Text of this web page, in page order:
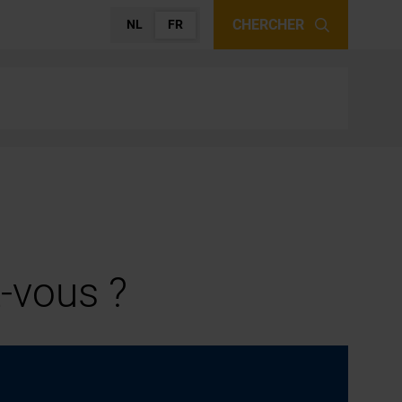
NL FR CHERCHER
?